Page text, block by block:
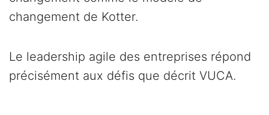
changement de Kotter.
Le leadership agile des entreprises répond
précisément aux défis que décrit VUCA.